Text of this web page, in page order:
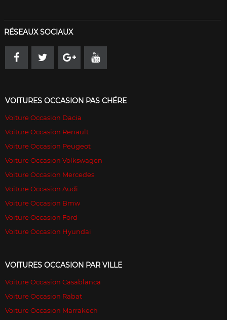
RÉSEAUX SOCIAUX
VOITURES OCCASION PAS CHÉRE
Voiture Occasion Dacia
Voiture Occasion Renault
Voiture Occasion Peugeot
Voiture Occasion Volkswagen
Voiture Occasion Mercedes
Voiture Occasion Audi
Voiture Occasion Bmw
Voiture Occasion Ford
Voiture Occasion Hyundai
VOITURES OCCASION PAR VILLE
Voiture Occasion Casablanca
Voiture Occasion Rabat
Voiture Occasion Marrakech